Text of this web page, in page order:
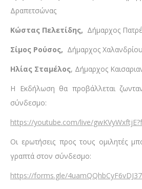
Δραπετσώνας
Κώστας Πελετίδης, Δήμαρχος
Σίμος Ρούσος, Δήμαρχος Χαλανδρίου
Ηλίας Σταμέλος, Δήμαρχος
Η Εκδήλωση θα προβάλλεται
σύνδεσμο:
https://youtube.com/live/
Οι ερωτήσεις προς τους ομιλητές
γραπτά στον σύνδεσμο:
https://forms.gle/4uamQQhbCyF6vDJ37